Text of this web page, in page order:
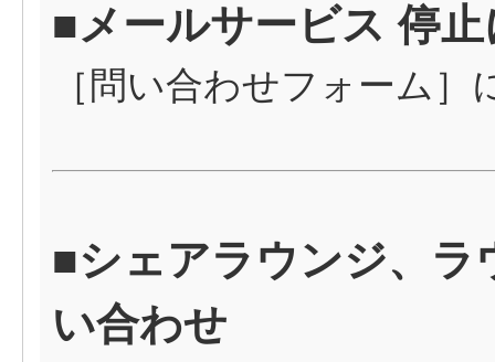
■メールサービス 停
［ 問い合わせフォーム ］
■シェアラウンジ、ラ
い合わせ